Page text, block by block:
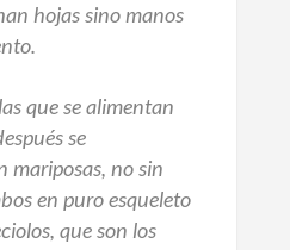
hojas sino manos
que se alimentan
se
mariposas, no sin
en puro esqueleto
que son los